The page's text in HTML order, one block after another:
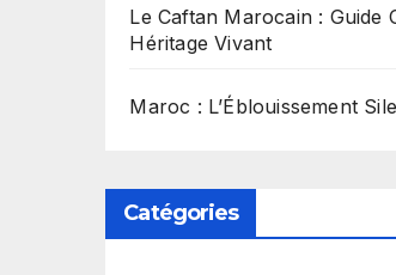
Le Caftan Marocain : Guide
Héritage Vivant
Maroc : L’Éblouissement
Catégories